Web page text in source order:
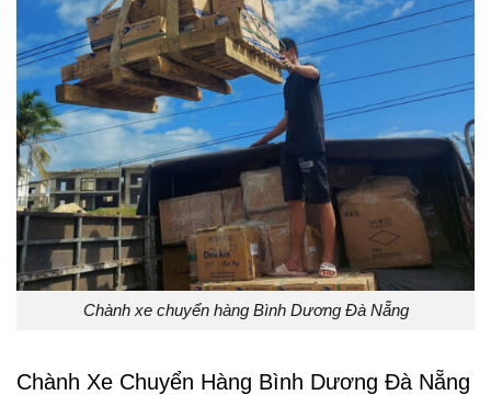
Chành xe chuyển hàng Bình Dương Đà Nẵng
Chành Xe Chuyển Hàng Bình Dương Đà Nẵng